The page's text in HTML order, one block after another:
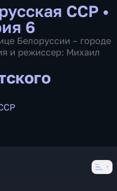
ССР •
6
Белоруссии – городе
и режиссер: Михаил